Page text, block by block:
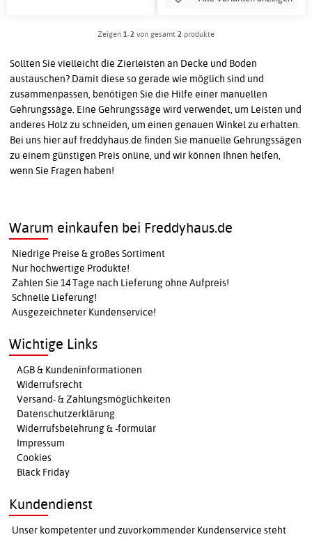
Zeigen 1-2 von gesamt 2 produkte
Sollten Sie vielleicht die Zierleisten an Decke und Boden
austauschen? Damit diese so gerade wie möglich sind und
zusammenpassen, benötigen Sie die Hilfe einer manuellen
Gehrungssäge. Eine Gehrungssäge wird verwendet, um Leisten und
anderes Holz zu schneiden, um einen genauen Winkel zu erhalten.
Bei uns hier auf freddyhaus.de finden Sie manuelle Gehrungssägen
zu einem günstigen Preis online, und wir können Ihnen helfen,
wenn Sie Fragen haben!
Warum einkaufen bei Freddyhaus.de
Niedrige Preise & großes Sortiment
Nur hochwertige Produkte!
Zahlen Sie 14 Tage nach Lieferung ohne Aufpreis!
Schnelle Lieferung!
Ausgezeichneter Kundenservice!
Wichtige Links
AGB & Kundeninformationen
Widerrufsrecht
Versand- & Zahlungsmöglichkeiten
Datenschutzerklärung
Widerrufsbelehrung & -formular
Impressum
Cookies
Black Friday
Kundendienst
Unser kompetenter und zuvorkommender Kundenservice steht